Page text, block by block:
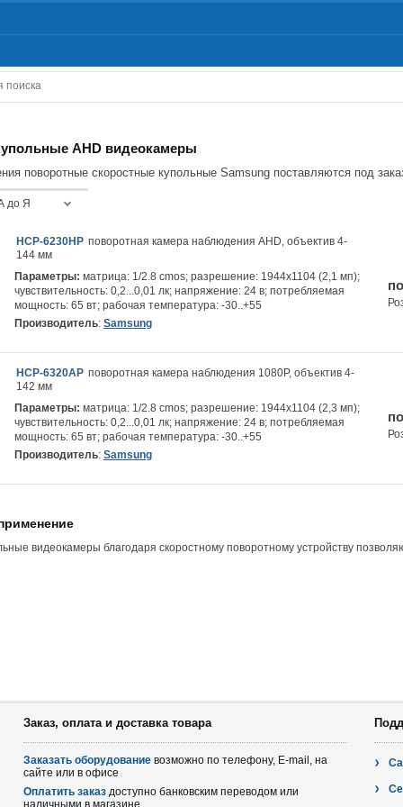
AHD видеокамеры
поворотные скоростные купольные Samsung поставляются под
до Я
HCP-6230HP поворотная камера наблюдения AHD, объектив 4-
144 мм
Параметры: матрица: 1/2.8 cmos; разрешение: 1944х1104 (2,1 мп);
чувствительность: 0,2...0,01 лк; напряжение: 24 в; потребляемая
мощность: 65 вт; рабочая температура: -30..+55
Производитель: Samsung
HCP-6320AP поворотная камера наблюдения 1080P, объектив 4-
142 мм
Параметры: матрица: 1/2.8 cmos; разрешение: 1944х1104 (2,3 мп);
чувствительность: 0,2...0,01 лк; напряжение: 24 в; потребляемая
мощность: 65 вт; рабочая температура: -30..+55
Производитель: Samsung
видеокамеры благодаря скоростному поворотному устройству
Заказ, оплата и доставка товара
Заказать оборудование возможно по телефону, E-mail, на
сайте или в офисе
Оплатить заказ доступно банковским переводом или
наличными в магазине